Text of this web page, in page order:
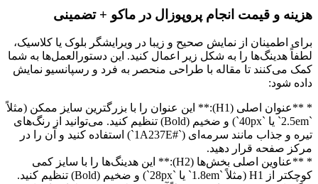
هزینه و قیمت انجام پروپوزال در ماکو + تضمینی
برای اطمینان از نمایش صحیح و زیبا در ویرایشگر بلوک یا کلاسیک،
لطفاً هدینگ‌ها را به شکل زیر اعمال کنید. این دستورالعمل‌ها به شما
کمک می‌کنند تا مقاله با طراحی منحصر به فرد و رسپانسیو نمایش
داده شود:
* **عنوان اصلی (H1):** این عنوان را با بزرگترین سایز ممکن (مثلاً
`2.5em` یا `40px`) و ضخیم (Bold) تنظیم کنید. می‌توانید از رنگ‌های
تیره و جذاب مانند سرمه‌ای (`#1A237E`) استفاده کنید و آن را در
مرکز صفحه قرار دهید.
* **عناوین اصلی بخش‌ها (H2):** این هدینگ‌ها را با سایز کمی
کوچکتر از H1 (مثلاً `1.8em` یا `28px`) و ضخیم (Bold) تنظیم کنید.